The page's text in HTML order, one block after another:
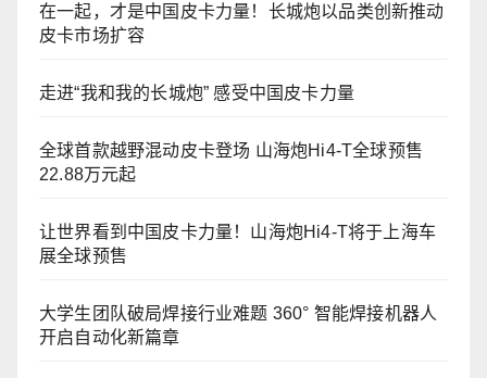
在一起，才是中国皮卡力量！长城炮以品类创新推动
皮卡市场扩容
走进“我和我的长城炮” 感受中国皮卡力量
全球首款越野混动皮卡登场 山海炮Hi4-T全球预售
22.88万元起
让世界看到中国皮卡力量！山海炮Hi4-T将于上海车
展全球预售
大学生团队破局焊接行业难题 360° 智能焊接机器人
开启自动化新篇章